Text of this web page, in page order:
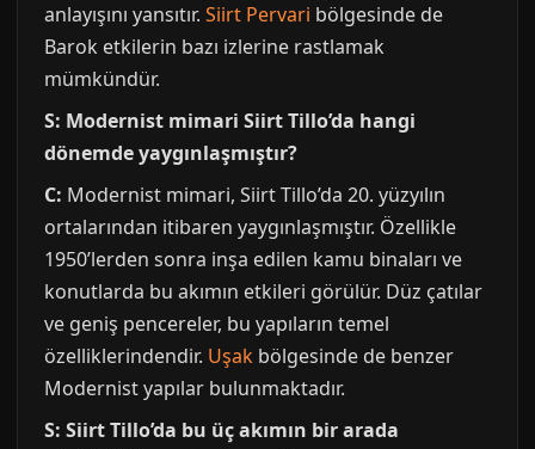
anlayışını yansıtır. Siirt Pervari bölgesinde de
Barok etkilerin bazı izlerine rastlamak
mümkündür.
S: Modernist mimari Siirt Tillo’da hangi
dönemde yaygınlaşmıştır?
C: Modernist mimari, Siirt Tillo’da 20. yüzyılın
ortalarından itibaren yaygınlaşmıştır. Özellikle
1950’lerden sonra inşa edilen kamu binaları ve
konutlarda bu akımın etkileri görülür. Düz çatılar
ve geniş pencereler, bu yapıların temel
özelliklerindendir. Uşak bölgesinde de benzer
Modernist yapılar bulunmaktadır.
S: Siirt Tillo’da bu üç akımın bir arada